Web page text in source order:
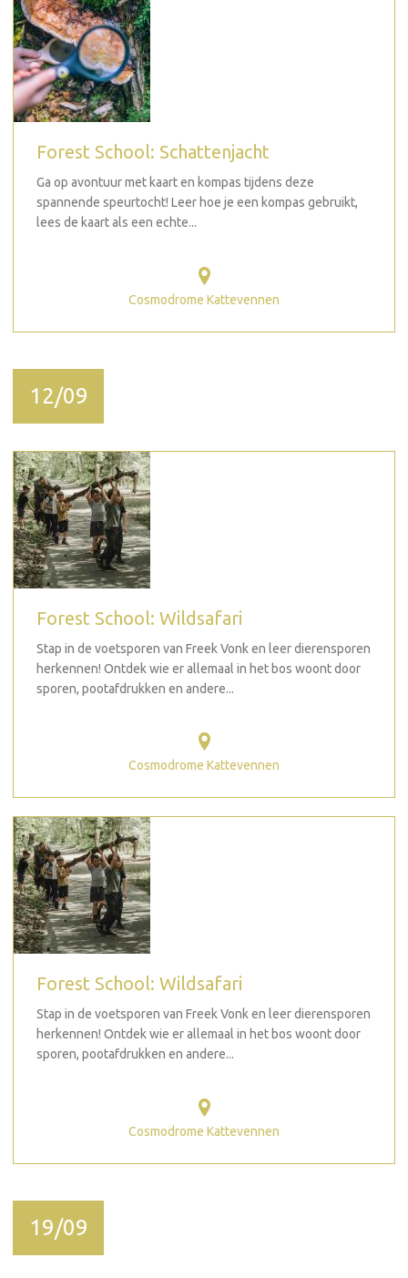
Forest School: Schattenjacht
Ga op avontuur met kaart en kompas tijdens deze
spannende speurtocht! Leer hoe je een kompas gebruikt,
lees de kaart als een echte...
Cosmodrome Kattevennen
12/09
Forest School: Wildsafari
Stap in de voetsporen van Freek Vonk en leer dierensporen
herkennen! Ontdek wie er allemaal in het bos woont door
sporen, pootafdrukken en andere...
Cosmodrome Kattevennen
Forest School: Wildsafari
Stap in de voetsporen van Freek Vonk en leer dierensporen
herkennen! Ontdek wie er allemaal in het bos woont door
sporen, pootafdrukken en andere...
Cosmodrome Kattevennen
19/09